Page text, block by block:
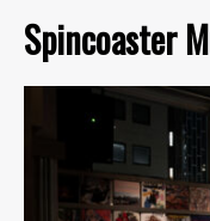
Spincoaster